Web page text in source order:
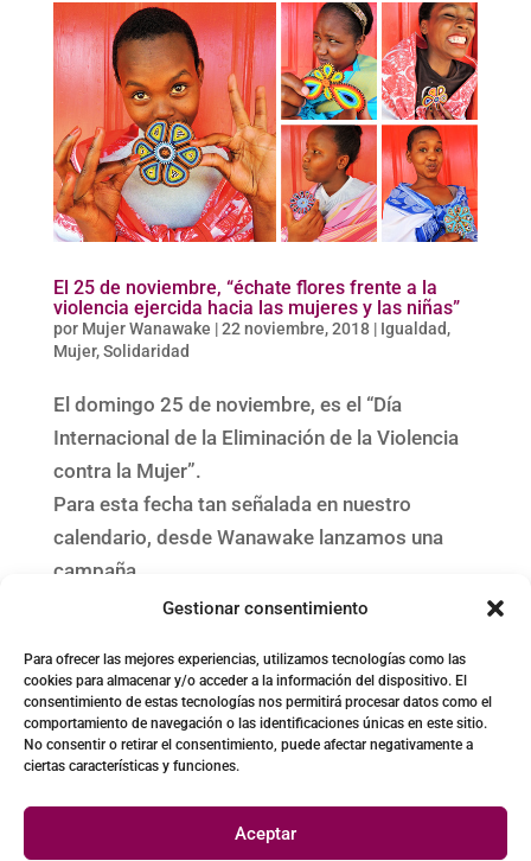
Gestionar consentimiento
Para ofrecer las mejores experiencias, utilizamos tecnologías como las
cookies para almacenar y/o acceder a la información del dispositivo. El
consentimiento de estas tecnologías nos permitirá procesar datos como el
comportamiento de navegación o las identificaciones únicas en este sitio.
No consentir o retirar el consentimiento, puede afectar negativamente a
ciertas características y funciones.
Aceptar
El 25 de noviembre, “échate flores frente a la
violencia ejercida hacia las mujeres y las niñas”
por Mujer Wanawake |22 noviembre, 2018| Igualdad,
Mujer,Solidaridad
El domingo 25 de noviembre, es el “Día
Internacional de la Eliminación de la Violencia
contra la Mujer”.
Para esta fecha tan señalada en nuestro
calendario, desde Wanawake lanzamos una
campaña…
« Entradas más antiguas Entradas siguientes »